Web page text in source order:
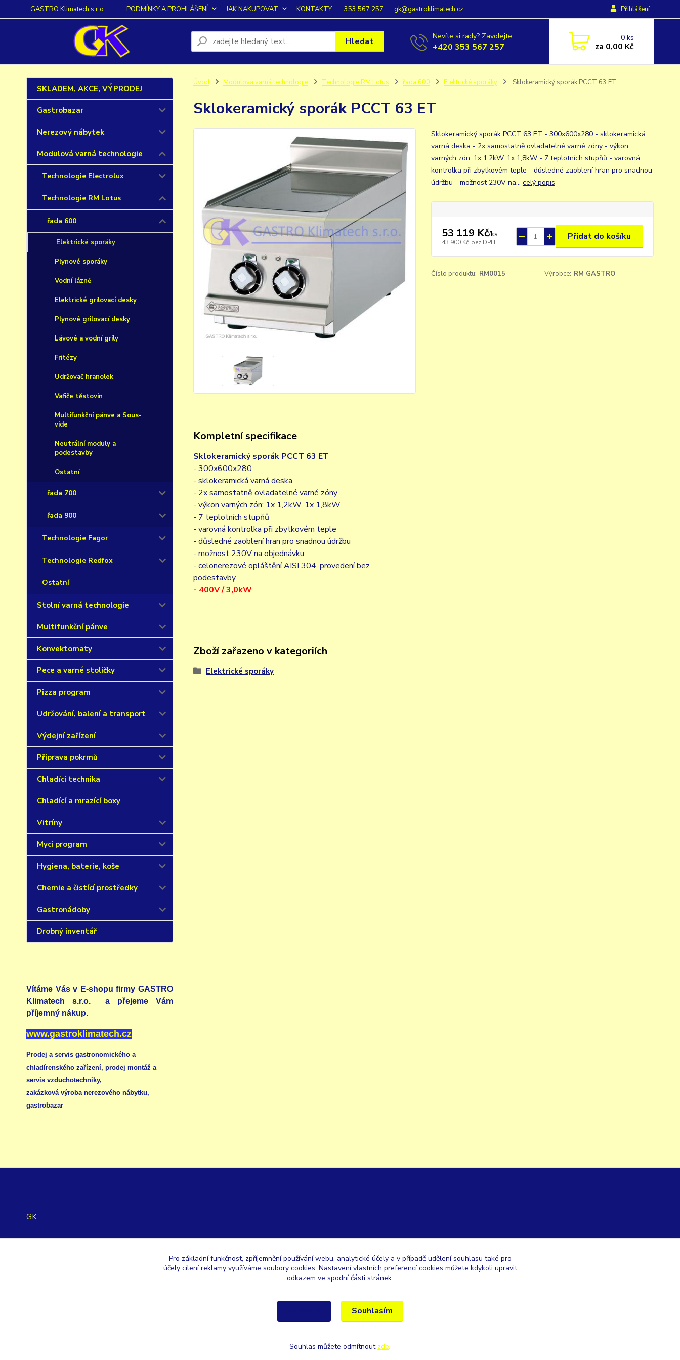
GASTRO Klimatech s.r.o. PODMÍNKY A PROHLÁŠENÍ JAK NAKUPOVAT KONTAKTY: 353 567 257 gk@gastroklimatech.cz Přihlášení
Hledat Nevíte si rady? Zavolejte.
+420 353 567 257
0ks
za 0,00 Kč
SKLADEM, AKCE, VÝPRODEJ
Gastrobazar
Nerezový nábytek
Modulová varná technologie
Technologie Electrolux
Technologie RM Lotus
řada 600
Elektrické sporáky
Plynové sporáky
Vodní lázně
Elektrické grilovací desky
Plynové grilovací desky
Lávové a vodní grily
Fritézy
Udržovač hranolek
Vařiče těstovin
Multifunkční pánve a Sous-
vide
Neutrální moduly a
podestavby
Ostatní
řada 700
řada 900
Technologie Fagor
Technologie Redfox
Ostatní
Stolní varná technologie
Multifunkční pánve
Konvektomaty
Pece a varné stoličky
Pizza program
Udržování, balení a transport
Výdejní zařízení
Příprava pokrmů
Chladící technika
Chladící a mrazící boxy
Vitríny
Mycí program
Hygiena, baterie, koše
Chemie a čistící prostředky
Gastronádoby
Drobný inventář
Vítáme Vás v E-shopu firmy GASTRO
Klimatech s.r.o. a přejeme Vám
příjemný nákup.
www.gastroklimatech.cz
Prodej a servis gastronomického a
chladírenského zařízení, prodej montáž a
servis vzduchotechniky,
zakázková výroba nerezového nábytku,
gastrobazar
Úvod Modulová varná technologie Technologie RM Lotus řada 600 Elektrické sporáky Sklokeramický sporák PCCT 63 ET
Sklokeramický sporák PCCT 63 ET
Sklokeramický sporák PCCT 63 ET - 300x600x280 - sklokeramická
varná deska - 2x samostatně ovladatelné varné zóny - výkon
varných zón: 1x 1,2kW, 1x 1,8kW - 7 teplotních stupňů - varovná
kontrolka při zbytkovém teple - důsledné zaoblení hran pro snadnou
údržbu - možnost 230V na... celý popis
53 119 Kč/ks
43 900 Kč bez DPH
Přidat do košíku
Číslo produktu: RM0015 Výrobce: RM GASTRO
Kompletní specifikace
Sklokeramický sporák PCCT 63 ET
- 300x600x280
- sklokeramická varná deska
- 2x samostatně ovladatelné varné zóny
- výkon varných zón: 1x 1,2kW, 1x 1,8kW
- 7 teplotních stupňů
- varovná kontrolka při zbytkovém teple
- důsledné zaoblení hran pro snadnou údržbu
- možnost 230V na objednávku
- celonerezové opláštění AISI 304, provedení bez
podestavby
- 400V / 3,0kW
Zboží zařazeno v kategoriích
Elektrické sporáky
GK
Pro základní funkčnost, zpříjemnění používání webu, analytické účely a v případě udělení souhlasu také pro
účely cílení reklamy využíváme soubory cookies. Nastavení vlastních preferencí cookies můžete kdykoli upravit
odkazem ve spodní části stránek.
Souhlasím
Souhlas můžete odmítnout zde.